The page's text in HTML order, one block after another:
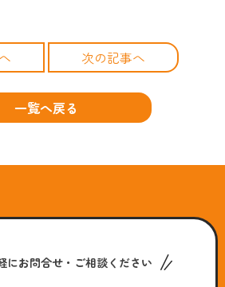
次の記事へ
一覧へ戻る
にお問合せ・ご相談ください